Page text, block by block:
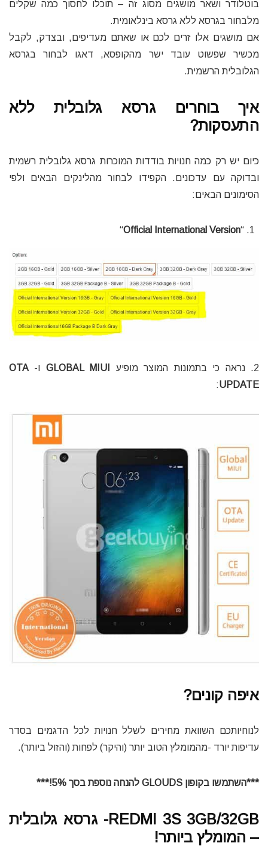
בוטלודר ושאר מושגים מסוג זה – תוכלו לחסוך כמה שקלים
מלבחור בגרסא ללא גרסא בינלאומית.
אם מושגים אלו זרים לכם או שאתם מעדיפים, ובצדק, לקבל
מכשיר שפשוט עובד ישר מהקופסא, דאגו לבחור בגרסא
הגלובלית הרשמית.
איך בוחרים גרסא גלובלית ללא
התעסקות?
כיום יש רק כמה חנויות בודדות המוכרות גרסא גלובלית רשמית
ובדוקה עם עדכונים. הקפידו לבחור מהלינקים הבאים ולפי
הסימונים הבאים:
“
Official International Version
“
2. נראה כי בתמונות המוצר מופיע GLOBAL MIUI ו- OTA
UPDATE
:
איפה קונים?
לנוחיותכם השוואת מחירים לשלל חנויות לכל הדגמים בסדר
עדיפות יורד -מהמומלץ הטוב יותר (והיקר) לפחות (והזול ביותר).
***השתמשו בקופון GLOUDS להנחה נוספת בסך 5%!***
REDMI 3S 3GB/32GB- גרסא גלובלית
– המומלץ ביותר!